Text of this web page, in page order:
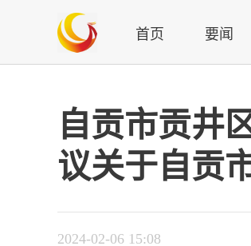
首页 要闻
自贡市贡井
议关于自贡
2024-02-06 15:08